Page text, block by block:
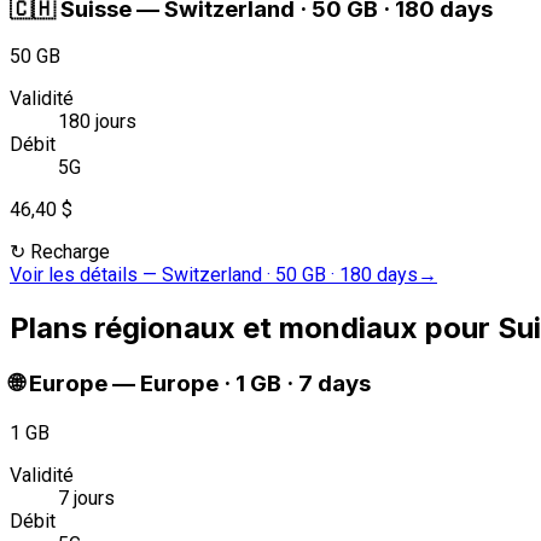
🇨🇭Suisse—Switzerland · 50 GB · 180 days
50 GB
Validité
180 jours
Débit
5G
46,40 $
↻ Recharge
Voir les détails — Switzerland · 50 GB · 180 days →
Plans régionaux et mondiaux pour
🌐 Europe— Europe · 1 GB · 7 days
1 GB
Validité
7 jours
Débit